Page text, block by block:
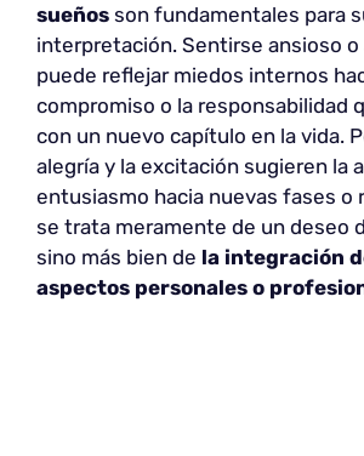
sueños son fundamentales para
interpretación. Sentirse ansioso o
puede reflejar miedos internos
compromiso o la responsabilidad
con un nuevo capítulo en la vida.
alegría y la excitación sugieren la
entusiasmo hacia nuevas fases o
se trata meramente de un deseo
sino más bien de la integración
aspectos personales o